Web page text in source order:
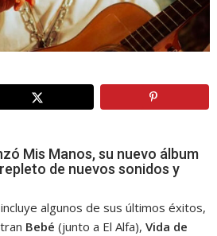
Mis Manos, su nuevo álbum
de nuevos sonidos y
algunos de sus últimos éxitos,
Bebé (junto a El Alfa),Vida de